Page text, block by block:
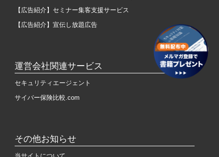
【広告紹介】セミナー集客支援サービス
【広告紹介】宣伝し放題広告
運営会社関連サービス
セキュリティエージェント
サイバー保険比較.com
その他お知らせ